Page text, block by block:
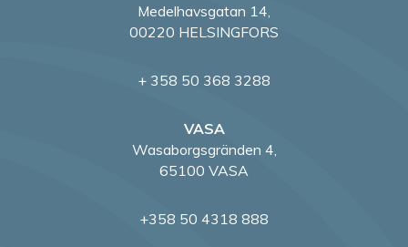
Medelhavsgatan 14,
00220 HELSINGFORS
+ 358 50 368 3288
VASA
Wasaborgsgränden 4,
65100 VASA
+358 50 4318 888